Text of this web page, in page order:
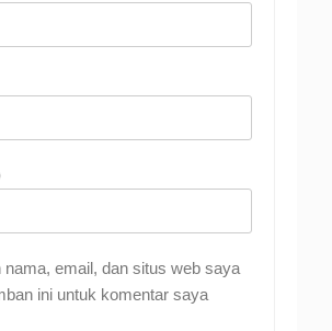
nama, email, dan situs web saya
ini untuk komentar saya